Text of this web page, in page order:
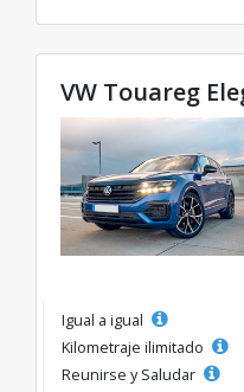
VW Touareg
Igual a igual
Kilometraje ilimitado
Reunirse y Saludar